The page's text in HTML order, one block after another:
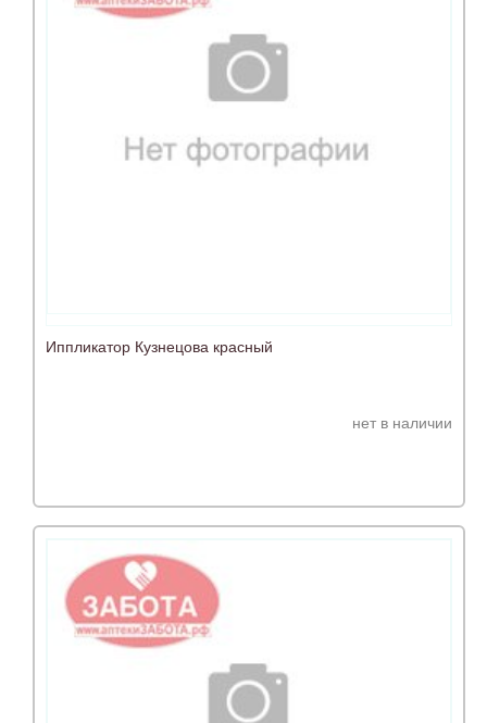
Иппликатор Кузнецова красный
нет в наличии